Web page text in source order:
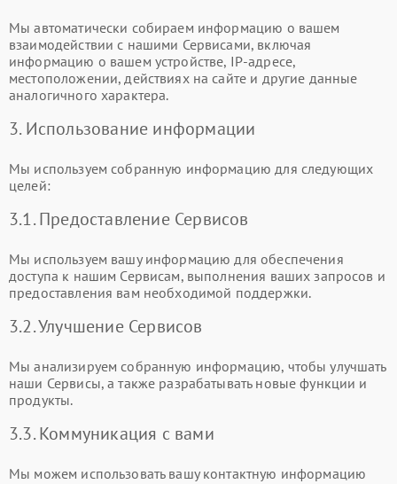
Мы автоматически собираем информацию о вашем
взаимодействии с нашими Сервисами, включая
информацию о вашем устройстве, IP-адресе,
местоположении, действиях на сайте и другие данные
аналогичного характера.
3. Использование информации
Мы используем собранную информацию для следующих
целей:
3.1. Предоставление Сервисов
Мы используем вашу информацию для обеспечения
доступа к нашим Сервисам, выполнения ваших запросов и
предоставления вам необходимой поддержки.
3.2. Улучшение Сервисов
Мы анализируем собранную информацию, чтобы улучшать
наши Сервисы, а также разрабатывать новые функции и
продукты.
3.3. Коммуникация с вами
Мы можем использовать вашу контактную информацию